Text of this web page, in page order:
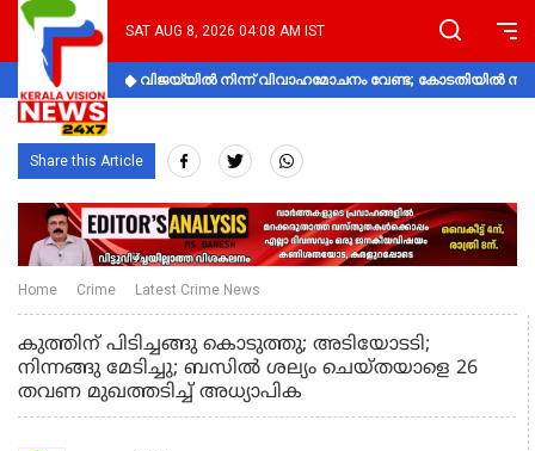
SAT AUG 8, 2026 04:08 AM IST
വിജയ്‌യിൽ നിന്ന് വിവാഹമോചനം വേണ്ട; കോടതിയിൽ
Share this Article
Home Crime Latest Crime News
കുത്തിന് പിടിച്ചങ്ങു കൊടുത്തു; അടിയോടടി;
നിന്നങ്ങു മേടിച്ചു; ബസില്‍ ശല്യം ചെയ്തയാളെ 26
തവണ മുഖത്തടിച്ച് അധ്യാപിക